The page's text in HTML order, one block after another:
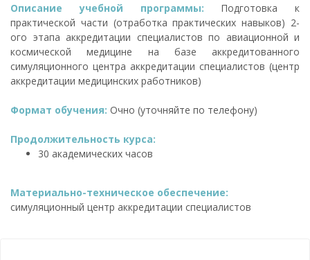
Описание учебной программы: Подготовка к
практической части (отработка практических навыков) 2-
ого этапа аккредитации специалистов по авиационной и
космической медицине на базе аккредитованного
симуляционного центра аккредитации специалистов (центр
аккредитации медицинских работников)
Формат обучения: Очно (уточняйте по телефону)
Продолжительность курса:
30 академических часов
Материально-техническое обеспечение:
симуляционный центр аккредитации специалистов